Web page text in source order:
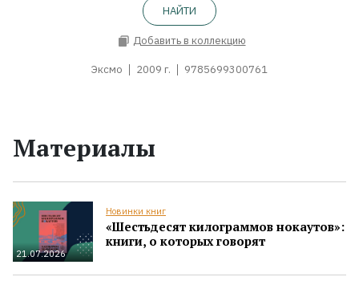
НАЙТИ
Добавить в коллекцию
Эксмо 2009 г. 9785699300761
Материалы
21.07.2026
Новинки книг
«Шестьдесят килограммов нокаутов»:
книги, о которых говорят